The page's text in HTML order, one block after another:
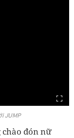
JUMP
chào đón nữ